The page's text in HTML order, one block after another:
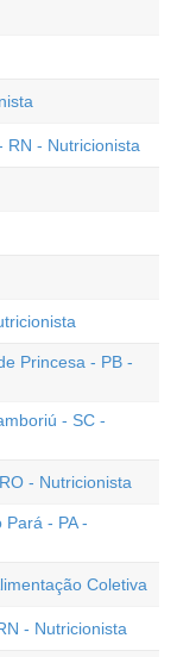
RN - Nutricionista
Princesa - PB -
- SC -
- Nutricionista
- PA -
Coletiva
- Nutricionista